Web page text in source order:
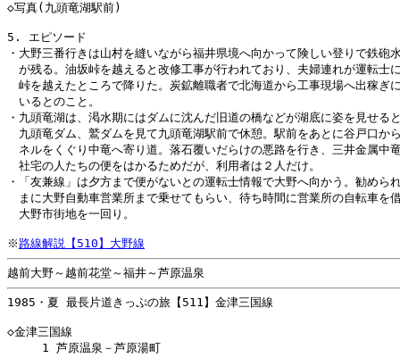
◇写真(九頭竜湖駅前)
5. エピソード
・大野三番行きは山村を縫いながら福井県境へ向かって険しい登りで鉄砲
が残る。油坂峠を越えると改修工事が行われており、夫婦連れが運転士
峠を越えたところで降りた。炭鉱離職者で北海道から工事現場へ出稼ぎ
いるとのこと。
・九頭竜湖は、渇水期にはダムに沈んだ旧道の橋などが湖底に姿を見せる
九頭竜ダム、鷲ダムを見て九頭竜湖駅前で休憩。駅前をあとに谷戸口か
ネルをくぐり中竜へ寄り道。落石覆いだらけの悪路を行き、三井金属中
社宅の人たちの便をはかるためだが、利用者は２人だけ。
・「友兼線」は夕方まで便がないとの運転士情報で大野へ向かう。勧めら
まに大野自動車営業所まで乗せてもらい、待ち時間に営業所の自転車を
大野市街地を一回り。
※ 路線解説【510】大野線
1985・夏 最長片道きっぷの旅【511】金津三国線
◇金津三国線
1 芦原温泉－芦原湯町